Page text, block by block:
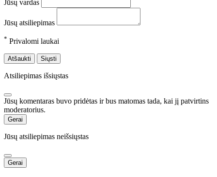
Jūsų vardas
Jūsų atsiliepimas
* Privalomi laukai
Atšaukti Siųsti
Atsiliepimas išsiųstas
Jūsų komentaras buvo pridėtas ir bus matomas tada, kai jį patvirtins
moderatorius.
Gerai
Jūsų atsiliepimas neišsiųstas
Gerai